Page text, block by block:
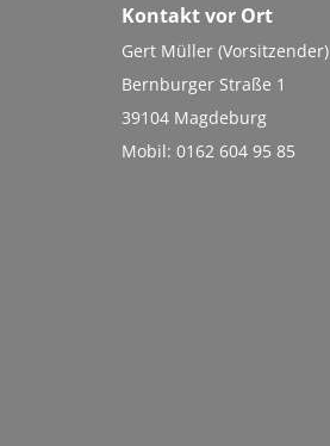
Kontakt vor Ort
Gert Müller (Vorsitzender)
Bernburger Straße 1
39104 Magdeburg
Mobil: 0162 604 95 85